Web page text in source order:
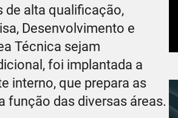
de alta qualificação,
Desenvolvimento e
Técnica sejam
foi implantada a
interno, que prepara as
função das diversas áreas.